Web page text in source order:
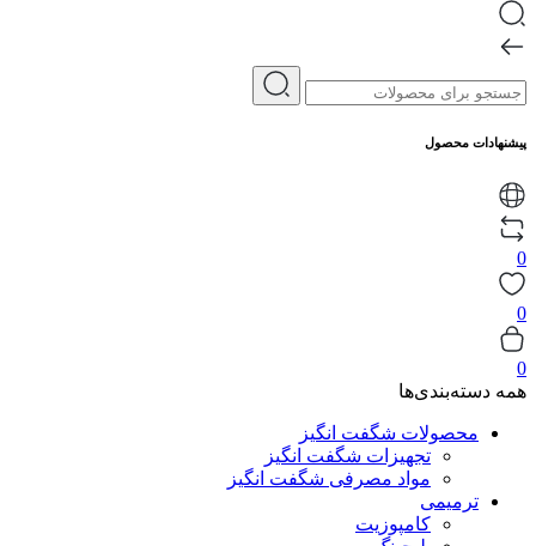
پیشنهادات محصول
0
0
0
همه دسته‌بندی‌ها
محصولات شگفت انگیز
تجهیزات شگفت انگیز
مواد مصرفی شگفت انگیز
ترمیمی
کامپوزیت